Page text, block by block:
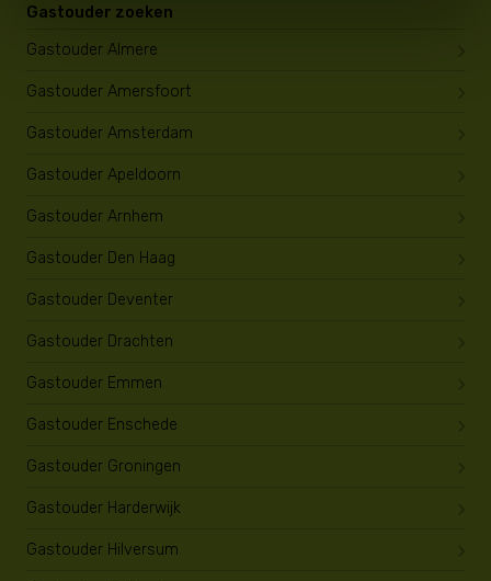
Gastouder zoeken
Gastouder Almere
Gastouder Amersfoort
Gastouder Amsterdam
Gastouder Apeldoorn
Gastouder Arnhem
Gastouder Den Haag
Gastouder Deventer
Gastouder Drachten
Gastouder Emmen
Gastouder Enschede
Gastouder Groningen
Gastouder Harderwijk
Gastouder Hilversum